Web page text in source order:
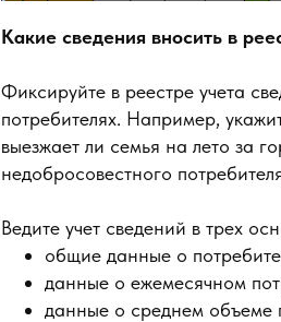
Какие сведения вносить в
Фиксируйте в реестре учета
потребителях. Например,
выезжает ли семья на лето за
недобросовестного
Ведите учет сведений в трех
общие данные о
данные о ежемесячном
данные о среднем объеме